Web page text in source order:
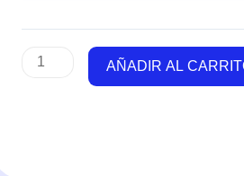
7,5kg)
AÑADIR AL